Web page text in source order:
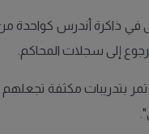
في ذاكرة أندرس كواحدة
إلى سجلات المحاكم.
بتدريبات مكثفة